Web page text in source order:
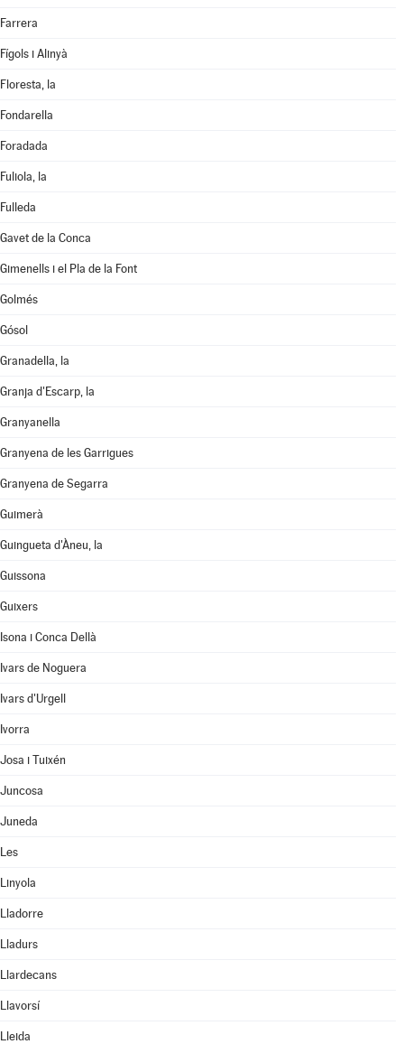
Farrera
Fígols i Alinyà
Floresta, la
Fondarella
Foradada
Fuliola, la
Fulleda
Gavet de la Conca
Gimenells i el Pla de la Font
Golmés
Gósol
Granadella, la
Granja d'Escarp, la
Granyanella
Granyena de les Garrigues
Granyena de Segarra
Guimerà
Guingueta d'Àneu, la
Guissona
Guixers
Isona i Conca Dellà
Ivars de Noguera
Ivars d'Urgell
Ivorra
Josa i Tuixén
Juncosa
Juneda
Les
Linyola
Lladorre
Lladurs
Llardecans
Llavorsí
Lleida